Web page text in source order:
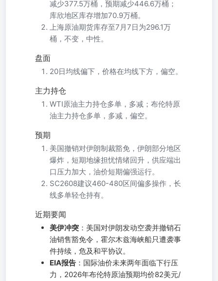
减少377.5万桶，预期减少446.6万桶；
库欣地区库存增加70.9万桶。
上海原油期货库存至7月7日为296.1万
桶，不变，中性。
盘面
20日均线偏下，价格在均线下方，偏空。
主力持仓
WTI原油主力持仓多单，多减；布伦特原
油主力持仓多单，多减，偏空。
预期
美国撤销对伊朗制裁豁免，伊朗部分地区
爆炸，短期地缘担忧情绪回升，供应端出
口压力加大，油价短期偏强运行。
SC2608建议460-480区间偏多操作，长
线多单轻仓持有。
近期要闻
美伊冲突 ：美国对伊朗发动空袭并撤销石
油销售豁免令，霍尔木兹海峡船只遭袭事
件持续，危及和平协议。
EIA报告 ：国际油价未来两年面临下行压
力，2026年布伦特原油预期均价82美元/